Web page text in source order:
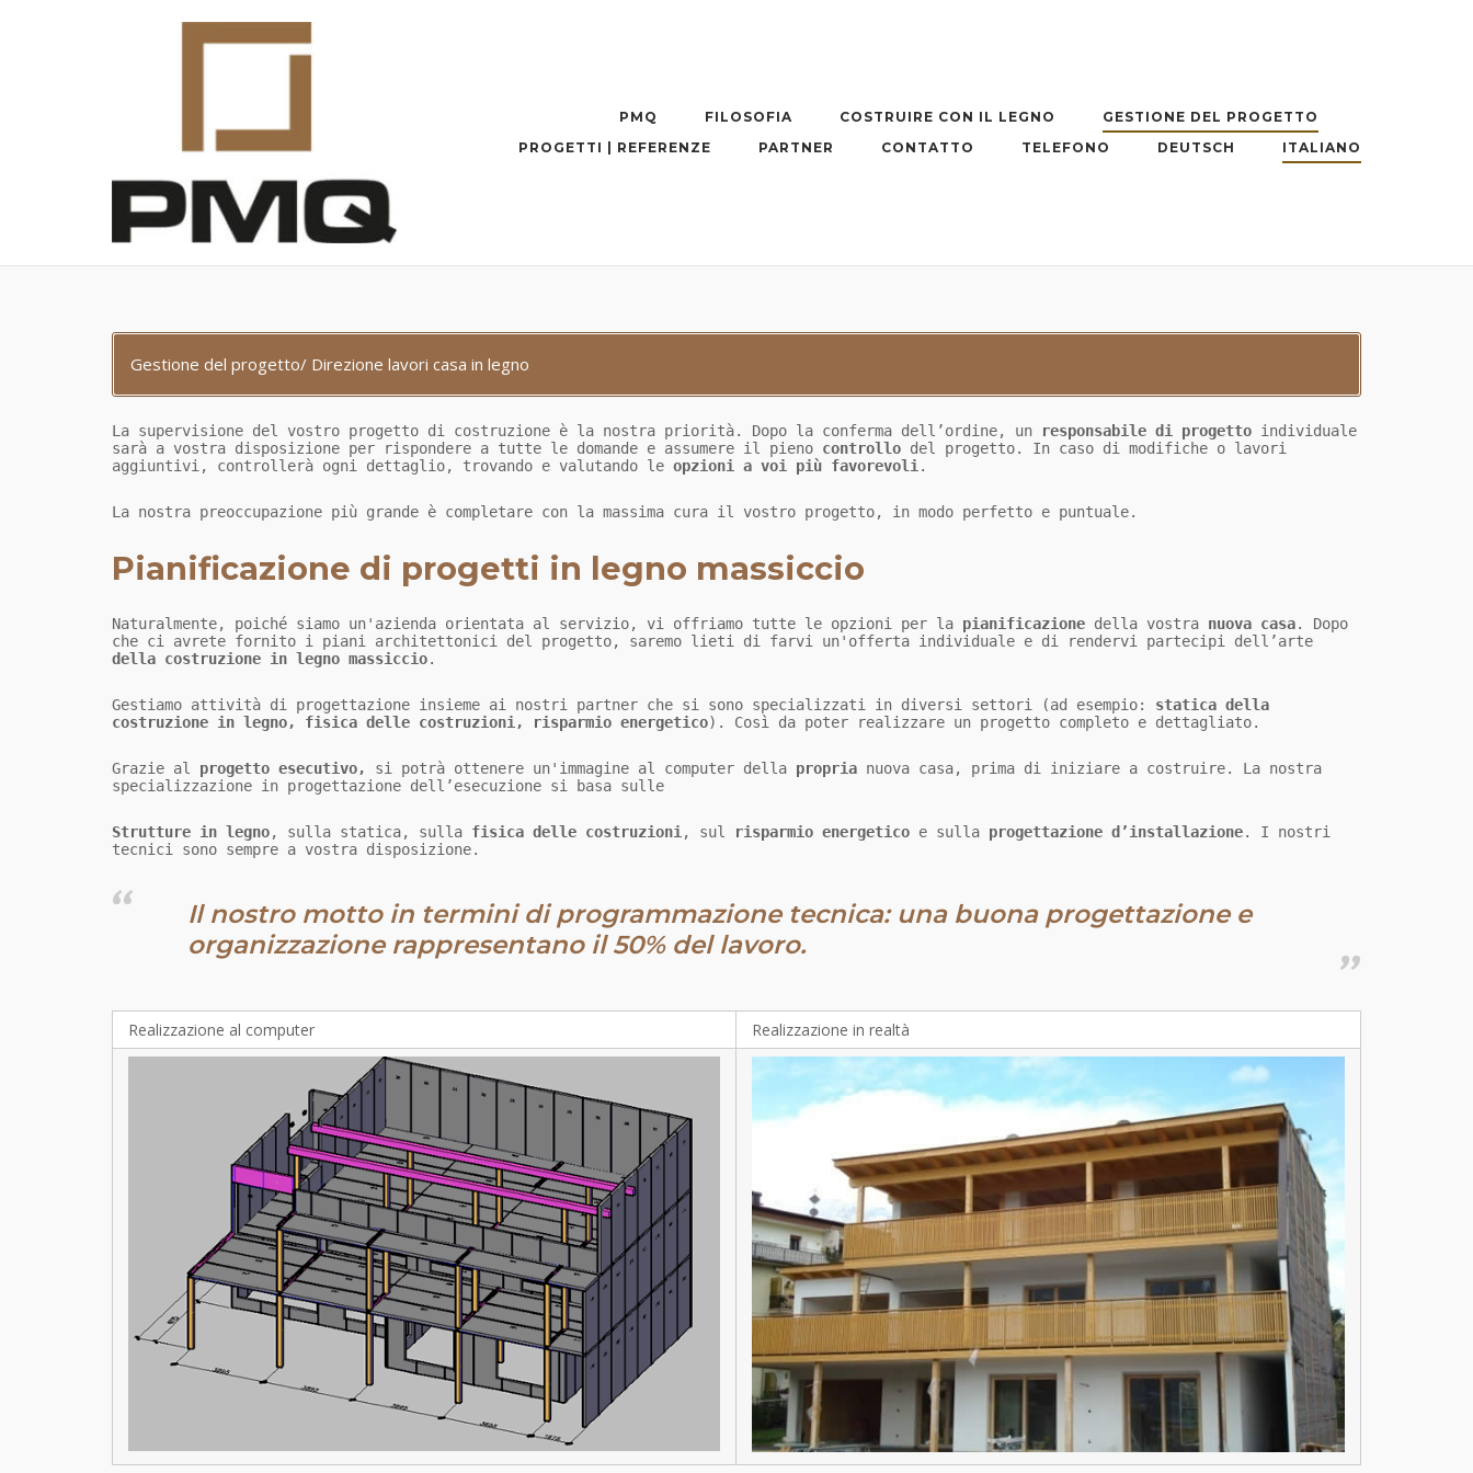
PMQ FILOSOFIA COSTRUIRE CON IL LEGNO
GESTIONE DEL PROGETTO
PROGETTI | REFERENZE
PARTNER CONTATTO TELEFONO DEUTSCH ITALIANO
Gestione del progetto/ Direzione lavori casa in legno
La supervisione del vostro progetto di costruzione è la nostra priorità. Dopo la conferma dell’ordine, un responsabile di progetto individuale
sarà a vostra disposizione per rispondere a tutte le domande e assumere il pieno controllo del progetto. In caso di modifiche o lavori
aggiuntivi, controllerà ogni dettaglio, trovando e valutando le opzioni a voi più favorevoli .
La nostra preoccupazione più grande è completare con la massima cura il vostro progetto, in modo perfetto e puntuale.
Pianificazione di progetti in legno massiccio
Naturalmente, poiché siamo un'azienda orientata al servizio, vi offriamo tutte le opzioni per la pianificazione della vostra nuova casa. Dopo
della costruzione in legno massiccio.
Gestiamo attività di progettazione insieme ai nostri partner che si sono specializzati in diversi settori (ad esempio: statica della
costruzione in legno, fisica delle costruzioni, risparmio energetico). Così da poter realizzare un progetto completo e dettagliato.
Grazie al progetto esecutivo, si potrà ottenere un'immagine al computer della propria nuova casa, prima di iniziare a costruire. La nostra
specializzazione in progettazione dell’esecuzione si basa sulle
Strutture in legno, sulla statica, sulla fisica delle costruzioni , sul risparmio energetico e sulla progettazione d’installazione. I nostri
tecnici sono sempre a vostra disposizione.
Il nostro motto in termini di programmazione tecnica: una buona progettazione e
organizzazione rappresentano il 50% del lavoro.
Realizzazione al computer Realizzazione in realtà